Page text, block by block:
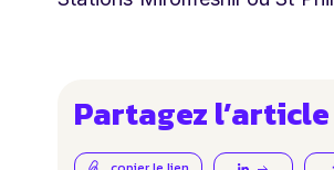
Partagez l’article